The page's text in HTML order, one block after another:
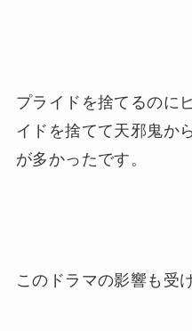
プライドを捨てるのに
イドを捨てて天邪鬼か
が多かったです。
このドラマの影響も受